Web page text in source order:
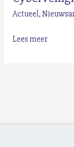
Actueel,
Cyberveiligheid
Lees meer